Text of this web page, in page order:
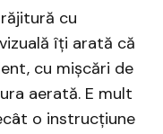
cu
îți arată că
cu mișcări de
aerată. E mult
o instrucțiune